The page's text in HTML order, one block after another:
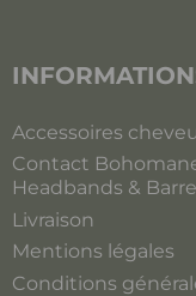
Accessoires
Contact
Headbands &
Livraison
Mentions légales
Conditions